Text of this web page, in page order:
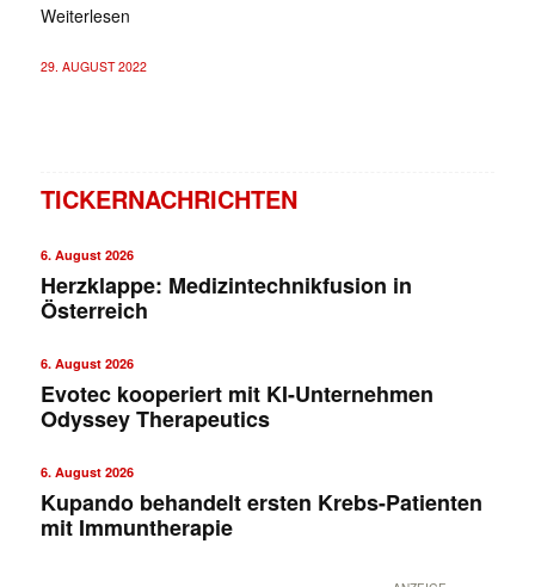
Weiterlesen
29. AUGUST 2022
TICKERNACHRICHTEN
6. August 2026
Herzklappe: Medizintechnikfusion in
Österreich
6. August 2026
Evotec kooperiert mit KI-Unternehmen
Odyssey Therapeutics
6. August 2026
Kupando behandelt ersten Krebs-Patienten
mit Immuntherapie